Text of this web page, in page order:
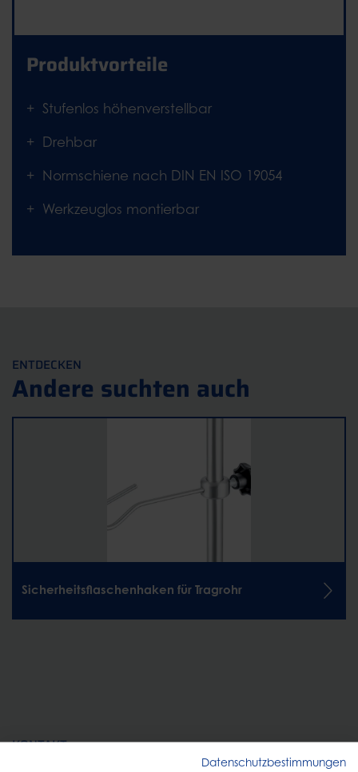
Produktvorteile
Stufenlos höhenverstellbar
Drehbar
Normschiene nach DIN EN ISO 19054
Werkzeuglos montierbar
ENTDECKEN
Andere suchten auch
Sicherheitsflaschenhaken für Tragrohr
KONTAKT
Datenschutzbestimmungen